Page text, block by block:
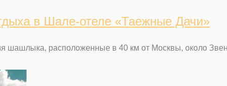
в Шале-отеле «Таежные Дачи»
шашлыка, расположенные в 40 км от Москвы, около